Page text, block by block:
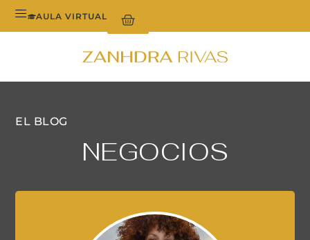
AULA VIRTUAL
EL BLOG
NEGOCIOS